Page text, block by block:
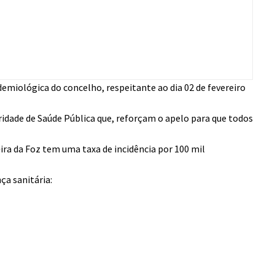
do concelho, respeitante ao dia 02 de fevereiro
de Saúde Pública que, reforçam o apelo para que todos
da Foz tem uma taxa de incidência por 100 mil
sanitária: